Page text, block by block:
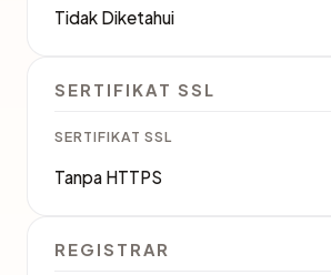
Tidak Diketahui
SERTIFIKAT SSL
SERTIFIKAT SSL
Tanpa HTTPS
REGISTRAR